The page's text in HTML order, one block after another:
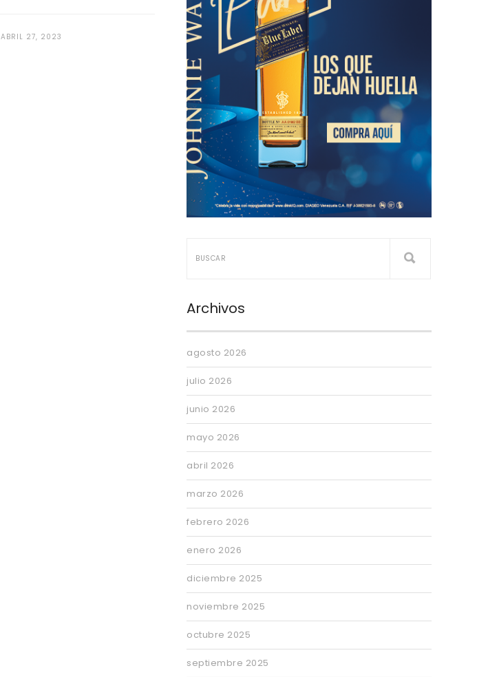
ABRIL 27, 2023
Archivos
agosto 2026
julio 2026
junio 2026
mayo 2026
abril 2026
marzo 2026
febrero 2026
enero 2026
diciembre 2025
noviembre 2025
octubre 2025
septiembre 2025